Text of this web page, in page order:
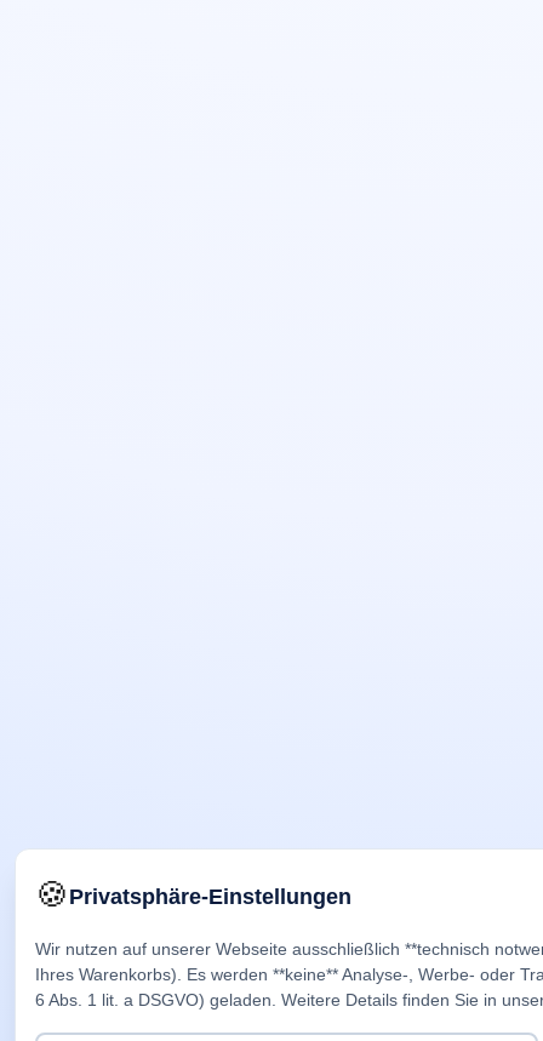
🍪Privatsphäre-Einstellungen
Wir nutzen auf unserer Webseite ausschließlich **technisch
Ihres Warenkorbs). Es werden **keine** Analyse-, Werbe- oder
6 Abs. 1 lit. a DSGVO) geladen. Weitere Details finden Sie in